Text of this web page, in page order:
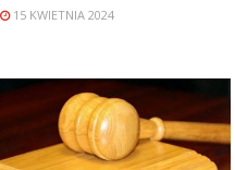
15 KWIETNIA 2024